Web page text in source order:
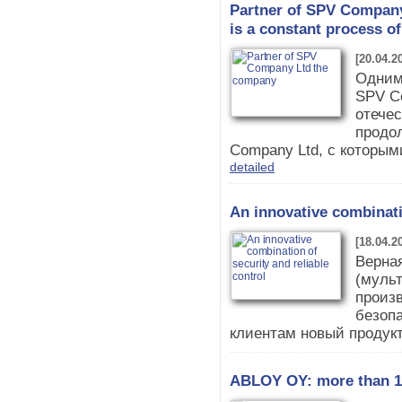
Partner of SPV
is a constant process
Одним
SPV
Company Ltd, с
detailed
An innovative
клиентам новый
ABLOY OY: more than